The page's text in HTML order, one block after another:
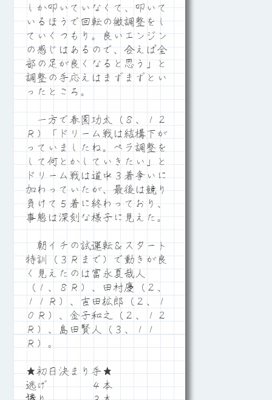
しか叩いていなくて、叩いて
いるほうで回転の微調整をし
ていくつもり。良いエンジン
の感じはあるので、合えば全
部の足が良くなると思う」と
調整の手応えはまずまずとい
ったところ。
一方で春園功太（８、１２
Ｒ）「ドリーム戦は結構下が
っていましたね。ペラ調整を
して何とかしていきたい」と
ドリーム戦は道中３着争いに
加わっていたが、最後は競り
負けて５着に終わっており、
事態は深刻な様子に見えた。
朝イチの試運転＆スタート
特訓（３Ｒまで）で動きが良
く見えたのは富永夏哉人
（１、８Ｒ）、田村慶（２、
１１Ｒ）、吉田拡郎（２、１
０Ｒ）、金子和之（２、１２
Ｒ）、島田賢人（３、１１
Ｒ）。
★初日決まり手★
逃げ ４本